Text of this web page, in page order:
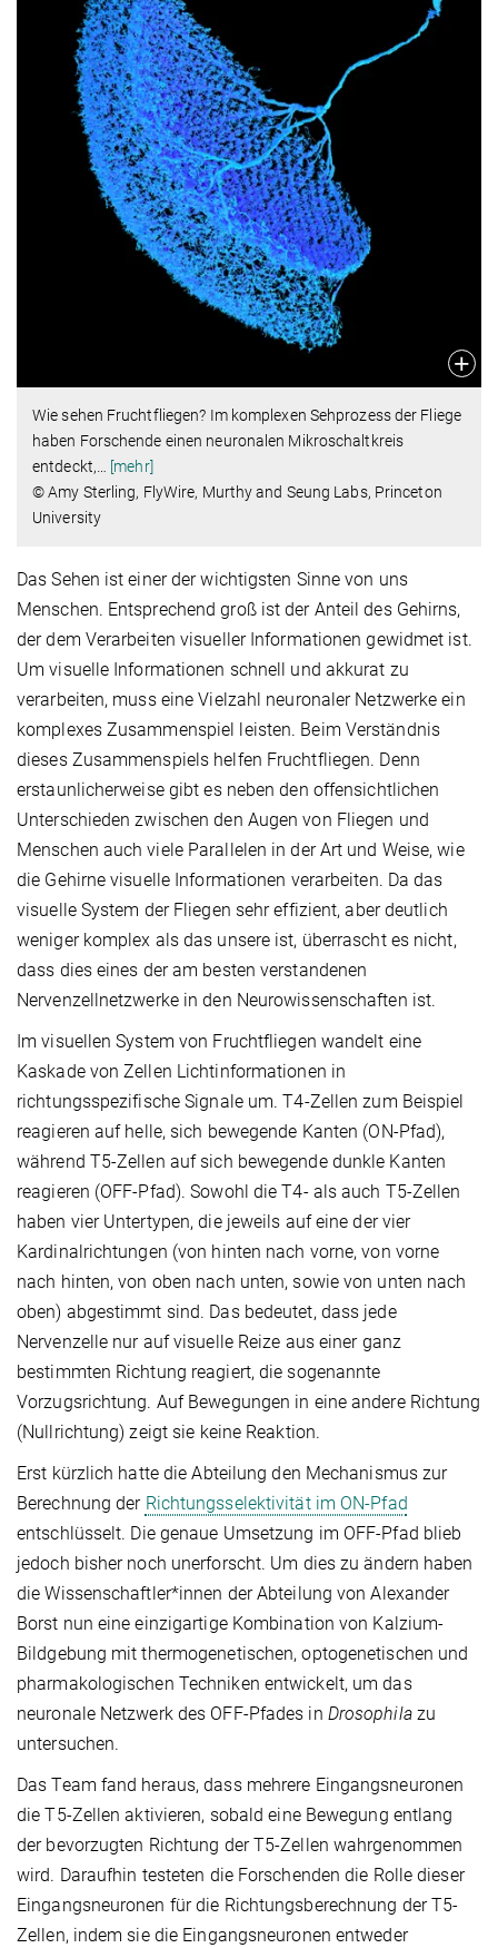
Wie sehen Fruchtfliegen? Im komplexen Sehprozess der Fliege
haben Forschende einen neuronalen Mikroschaltkreis
entdeckt,
[mehr]
© Amy Sterling, FlyWire, Murthy and Seung Labs, Princeton
University
Das Sehen ist einer der wichtigsten Sinne von uns
Menschen. Entsprechend groß ist der Anteil des Gehirns,
der dem Verarbeiten visueller Informationen gewidmet ist.
Um visuelle Informationen schnell und akkurat zu
verarbeiten, muss eine Vielzahl neuronaler Netzwerke ein
komplexes Zusammenspiel leisten. Beim Verständnis
dieses Zusammenspiels helfen Fruchtfliegen. Denn
erstaunlicherweise gibt es neben den offensichtlichen
Unterschieden zwischen den Augen von Fliegen und
Menschen auch viele Parallelen in der Art und Weise, wie
die Gehirne visuelle Informationen verarbeiten. Da das
visuelle System der Fliegen sehr effizient, aber deutlich
weniger komplex als das unsere ist, überrascht es nicht,
dass dies eines der am besten verstandenen
Nervenzellnetzwerke in den Neurowissenschaften ist.
Im visuellen System von Fruchtfliegen wandelt eine
Kaskade von Zellen Lichtinformationen in
richtungsspezifische Signale um. T4-Zellen zum Beispiel
reagieren auf helle, sich bewegende Kanten (ON-Pfad),
während T5-Zellen auf sich bewegende dunkle Kanten
reagieren (OFF-Pfad). Sowohl die T4- als auch T5-Zellen
haben vier Untertypen, die jeweils auf eine der vier
Kardinalrichtungen (von hinten nach vorne, von vorne
nach hinten, von oben nach unten, sowie von unten nach
oben) abgestimmt sind. Das bedeutet, dass jede
Nervenzelle nur auf visuelle Reize aus einer ganz
bestimmten Richtung reagiert, die sogenannte
Vorzugsrichtung. Auf Bewegungen in eine andere Richtung
(Nullrichtung) zeigt sie keine Reaktion.
Erst kürzlich hatte die Abteilung den Mechanismus zur
Berechnung der Richtungsselektivität im ON-Pfad
entschlüsselt. Die genaue Umsetzung im OFF-Pfad blieb
jedoch bisher noch unerforscht. Um dies zu ändern haben
die Wissenschaftler*innen der Abteilung von Alexander
Borst nun eine einzigartige Kombination von Kalzium-
Bildgebung mit thermogenetischen, optogenetischen und
pharmakologischen Techniken entwickelt, um das
neuronale Netzwerk des OFF-Pfades in Drosophilazu
untersuchen.
Das Team fand heraus, dass mehrere Eingangsneuronen
die T5-Zellen aktivieren, sobald eine Bewegung entlang
der bevorzugten Richtung der T5-Zellen wahrgenommen
wird. Daraufhin testeten die Forschenden die Rolle dieser
Eingangsneuronen für die Richtungsberechnung der T5-
Zellen, indem sie die Eingangsneuronen entweder